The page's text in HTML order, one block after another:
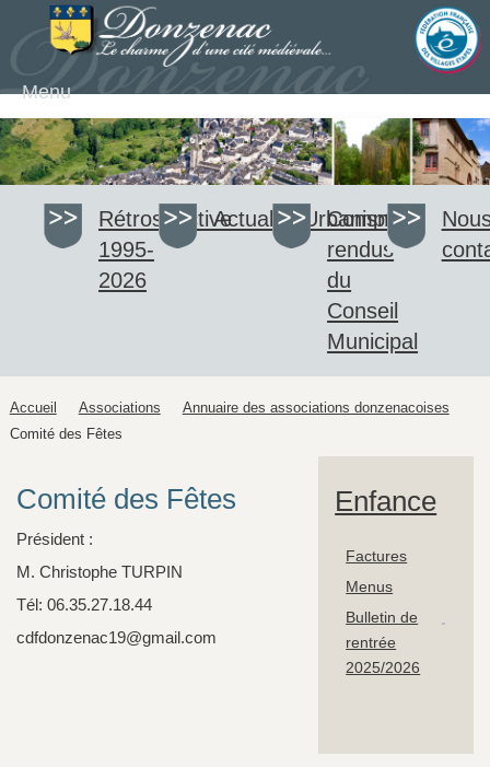
Menu
Rétrospective
1995-
2026
ActualitéUrbanisme
Comptes-
rendus
du
Conseil
Municipal
Accueil Associations
Annuaire des associations donzenacoises
Comité des Fêtes
Comité des Fêtes
Président :
M. Christophe TURPIN
Tél: 06.35.27.18.44
cdfdonzenac19@gmail.com
Enfance
Factures
Menus
Bulletin de
rentrée
2025/2026